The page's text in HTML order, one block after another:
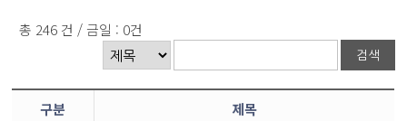
총 246 건 / 금일 : 0건
구분 제목